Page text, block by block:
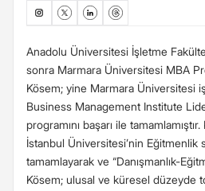
Anadolu Üniversitesi İşletme
sonra Marmara Üniversitesi MBA
Kösem; yine Marmara Üniversitesi
Business Management Institute
programını başarı ile
İstanbul Üniversitesi’nin Eğitmenlik
tamamlayarak ve “Danışmanlık-
Kösem; ulusal ve küresel düzeyde